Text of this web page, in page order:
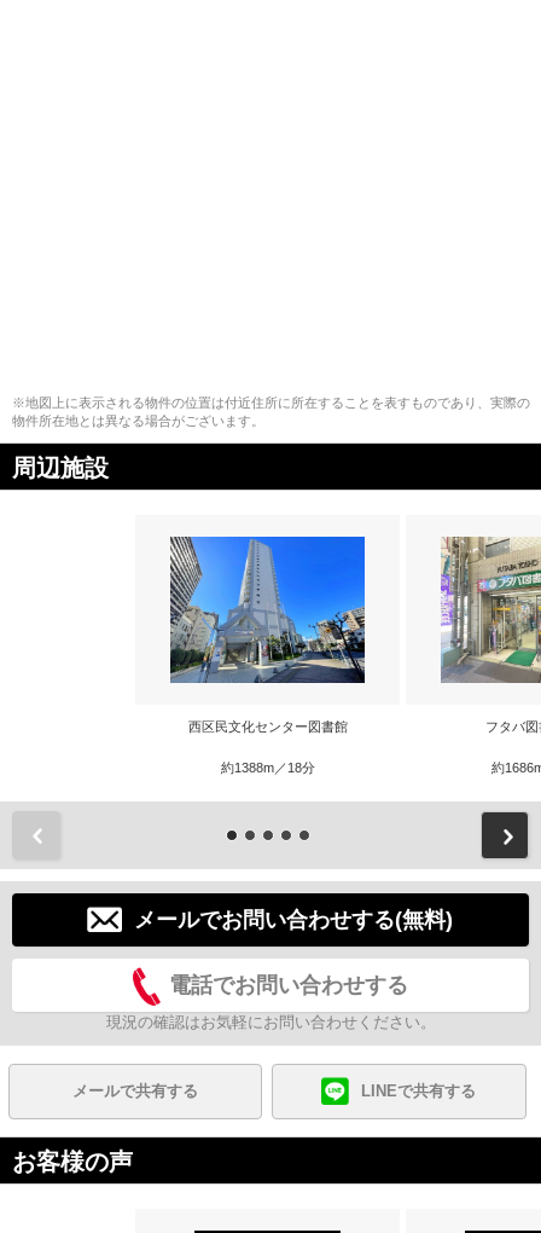
※地図上に表示される物件の位置は付近住所に所在することを表すものであり、実際の
物件所在地とは異なる場合がございます。
周辺施設
西区民文化センター図書館
約1388m／18分
フタバ
約
メールでお問い合わせする(無料)
電話でお問い合わせする
現況の確認はお気軽にお問い合わせください。
メールで共有する LINEで共有する
お客様の声